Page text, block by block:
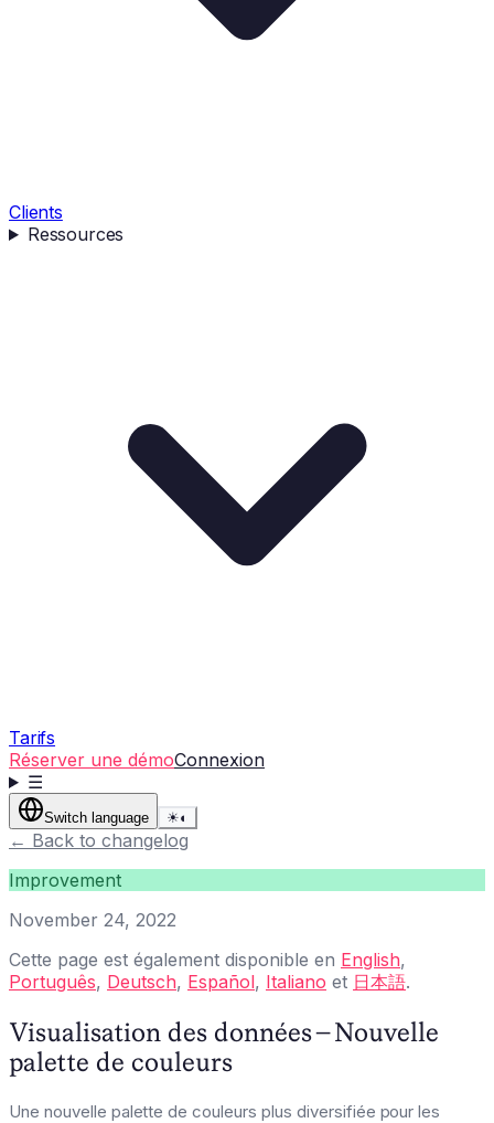
Clients
Ressources
Tarifs
Réserver une démoConnexion
☰
Switch language ☀◐
← Back to changelog
Improvement
November 24, 2022
Cette page est également disponible en English,
Português, Deutsch, Español, Italiano et 日本語.
Visualisation des données - Nouvelle
palette de couleurs
Une nouvelle palette de couleurs plus diversifiée pour les